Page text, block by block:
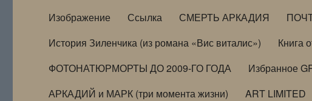
Изображение
Ссылка СМЕРТЬ АРКАДИЯ
История Зиленчика (из романа «Вис виталис»)
Книга
ФОТОНАТЮРМОРТЫ ДО 2009-ГО ГОДА
Избранное
АРКАДИЙ и МАРК (три момента жизни)
ART LIMITED